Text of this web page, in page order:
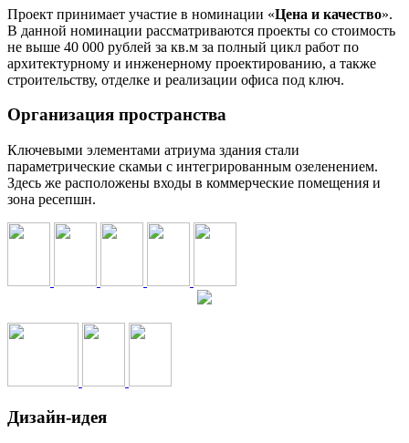
Проект принимает участие в номинации «Цена и качество».
В данной номинации рассматриваются проекты со стоимость
не выше 40 000 рублей за кв.м за полный цикл работ по
архитектурному и инженерному проектированию, а также
строительству, отделке и реализации офиса под ключ.
Организация пространства
Ключевыми элементами атриума здания стали
параметрические скамьи с интегрированным озеленением.
Здесь же расположены входы в коммерческие помещения и
зона ресепшн.
Дизайн-идея